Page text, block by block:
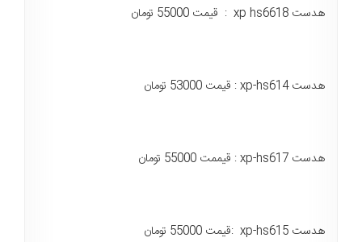
هدست xp hs6618 : قیمت 55000 تومان
هدست xp-hs614 : قیمت 53000 تومان
هدست xp-hs617 : قیممت 55000 تومان
هدست xp-hs615 :قیمت 55000 تومان